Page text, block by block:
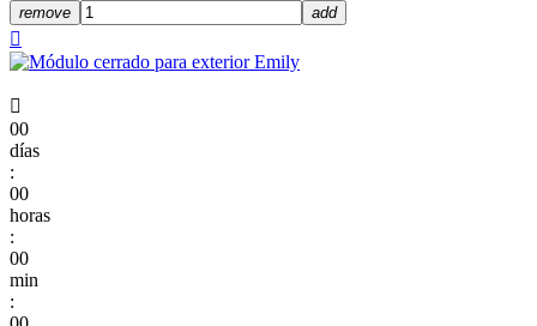
remove add


00
días
:
00
horas
:
00
min
: